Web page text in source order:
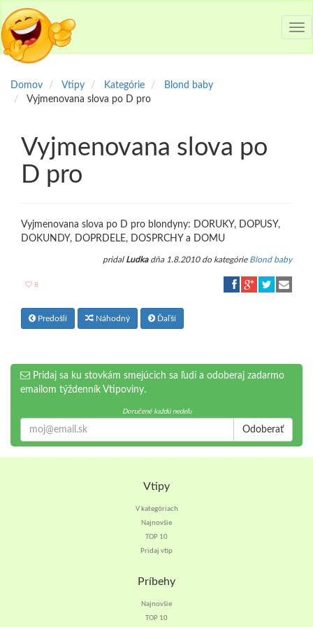
Domov Vtipy Kategórie
Blond baby
Vyjmenovana slova po D pro
Vyjmenovana slova po
D pro
Vyjmenovana slova po D pro blondyny: DORUKY, DOPUSY,
DOKUNDY, DOPRDELE, DOSPRCHY a DOMU
pridal Ludkadňa 1.8.2010 do kategórie Blond baby
8
Predošlí Náhodný Ďaľší
Pridaj sa ku stovkám smejúcich sa ľudí a odoberaj zadarmo
emailom týždenník Vtipoviny.
Doručené každú nedeľu
Odoberať
Vtipy
V kategóriach
Najnovšie
TOP 10
Pridaj vtip
Príbehy
Najnovšie
TOP 10